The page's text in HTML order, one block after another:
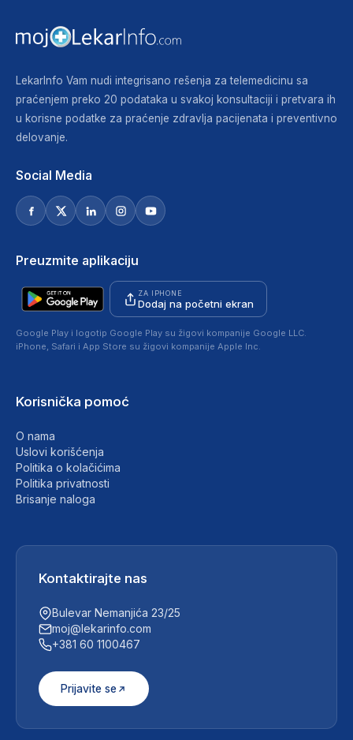
LekarInfo Vam nudi integrisano rešenja za telemedicinu sa
praćenjem preko 20 podataka u svakoj konsultaciji i pretvara ih
u korisne podatke za praćenje zdravlja pacijenata i preventivno
delovanje.
Social Media
Preuzmite aplikaciju
ZA IPHONE
Dodaj na početni ekran
Google Play i logotip Google Play su žigovi kompanije Google LLC.
iPhone, Safari i App Store su žigovi kompanije Apple Inc.
Korisnička pomoć
O nama
Uslovi korišćenja
Politika o kolačićima
Politika privatnosti
Brisanje naloga
Kontaktirajte nas
Bulevar Nemanjića 23/25
moj@lekarinfo.com
+381 60 1100467
Prijavite se